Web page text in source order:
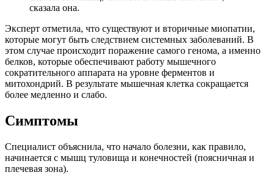
сказала она.
Эксперт отметила, что существуют и вторичные миопатии,
которые могут быть следствием системных заболеваний. В
этом случае происходит поражение самого генома, а именно
белков, которые обеспечивают работу мышечного
сократительного аппарата на уровне ферментов и
митохондрий. В результате мышечная клетка сокращается
более медленно и слабо.
Симптомы
Специалист объяснила, что начало болезни, как правило,
начинается с мышц туловища и конечностей (поясничная и
плечевая зона).